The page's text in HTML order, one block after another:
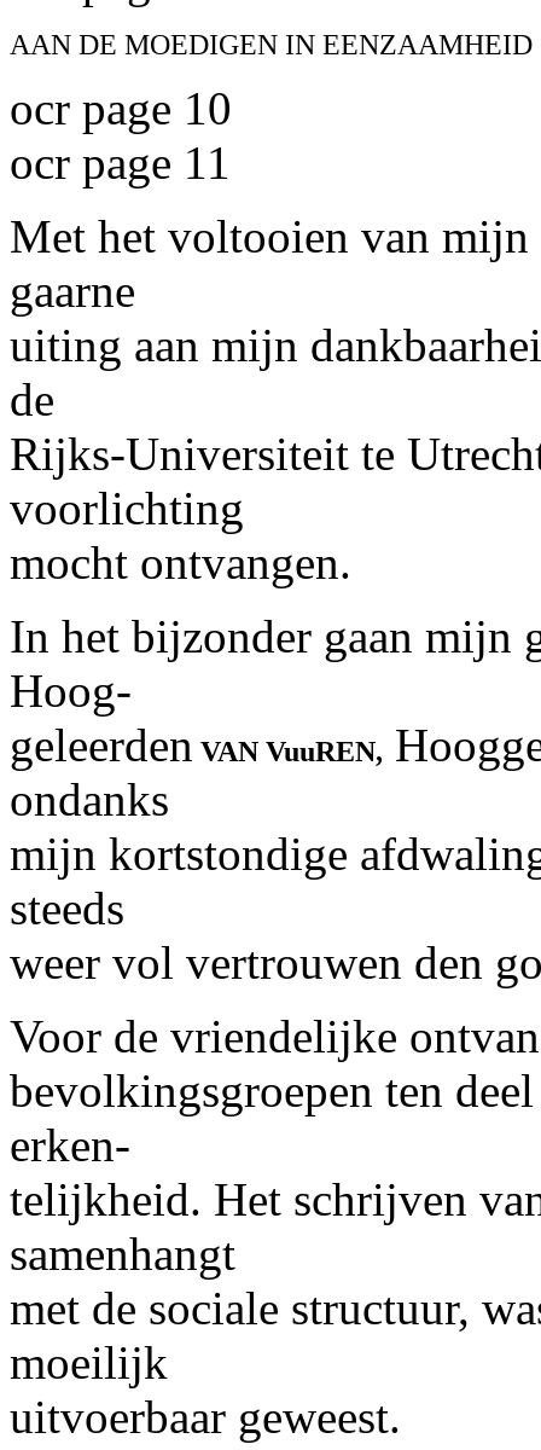
AAN DE MOEDIGEN IN EENZAAMHEID
ocr page 10
ocr page 11
Met het voltooien van mijn
gaarne
uiting aan mijn
de
Rijks-Universiteit te
voorlichting
mocht ontvangen.
In het bijzonder gaan mijn
Hoog-
geleerden VAN VuuREN,
ondanks
mijn kortstondige
steeds
weer vol vertrouwen den
Voor de vriendelijke
bevolkingsgroepen ten
erken-
telijkheid. Het schrijven
samenhangt
met de sociale structuur,
moeilijk
uitvoerbaar geweest.